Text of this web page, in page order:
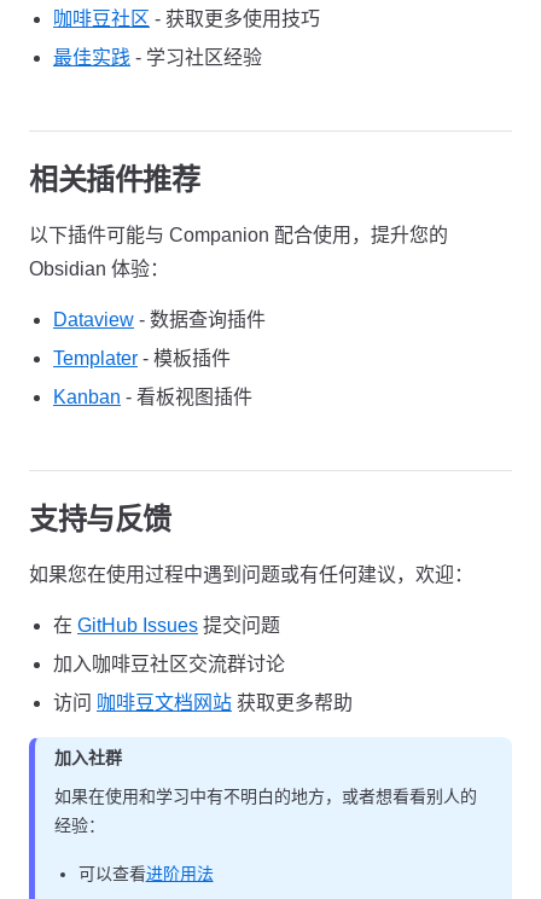
咖啡豆社区 - 获取更多使用技巧
最佳实践 - 学习社区经验
相关插件推荐
以下插件可能与 Companion 配合使用，提升您的
Obsidian 体验：
Dataview - 数据查询插件
Templater - 模板插件
Kanban - 看板视图插件
支持与反馈
如果您在使用过程中遇到问题或有任何建议，欢迎：
在 GitHub Issues 提交问题
加入咖啡豆社区交流群讨论
访问 咖啡豆文档网站 获取更多帮助
加入社群
如果在使用和学习中有不明白的地方，或者想看看别人的
经验：
可以查看进阶用法